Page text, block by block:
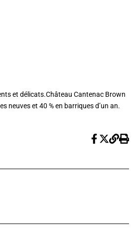
et délicats.Château Cantenac Brown
neuves et 40 % en barriques d’un an.